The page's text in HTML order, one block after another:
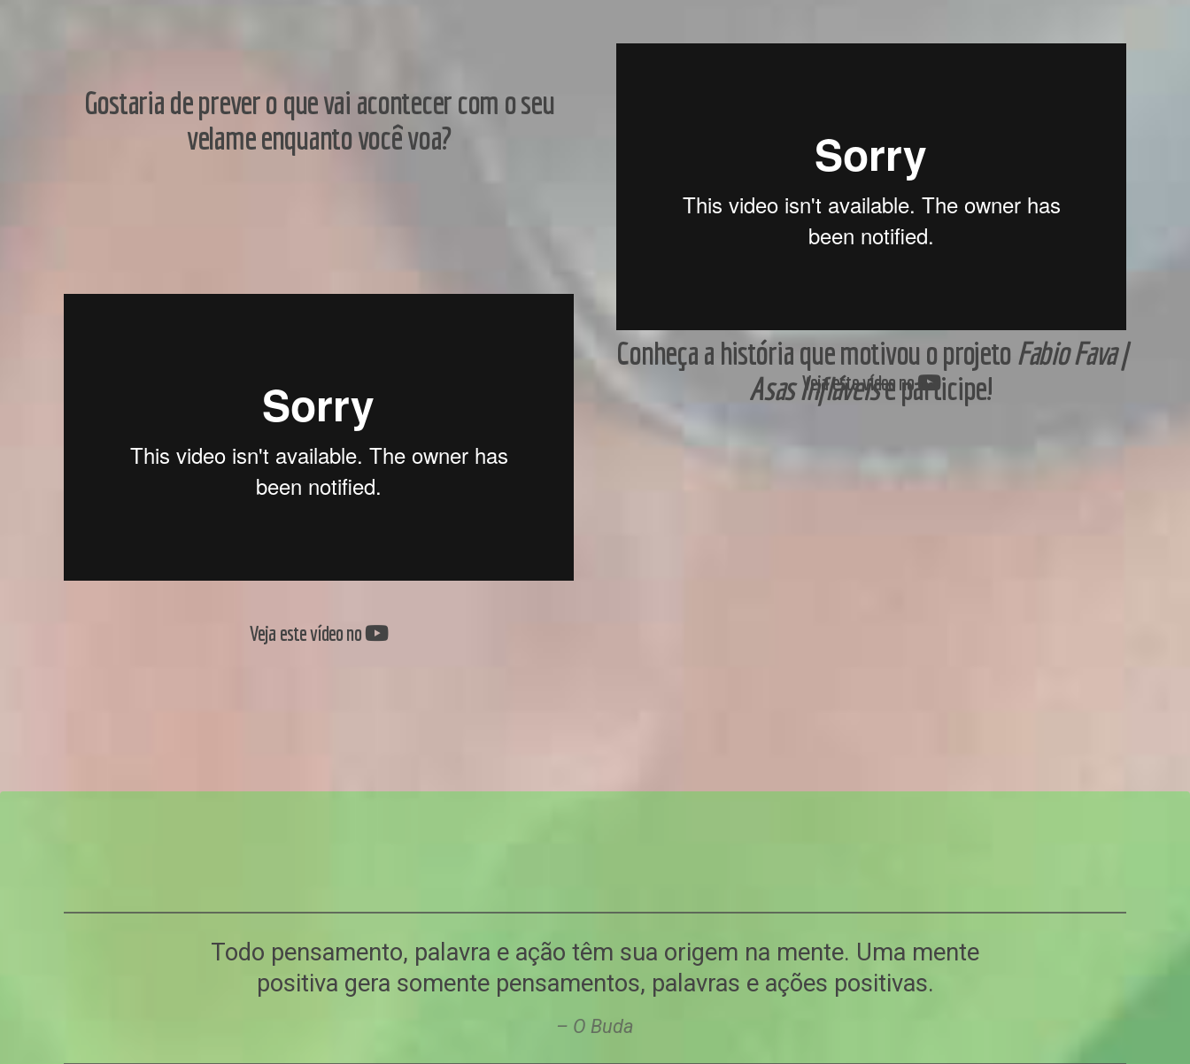
Veja este vídeo no
Gostaria de prever o que vai acontecer com o seu
velame enquanto você voa?
Veja este vídeo no
Conheça a história que motivou o projeto Fabio Fava |
Asas Infláveise participe!
Todo pensamento, palavra e ação têm sua origem na mente. Uma mente
positiva gera somente pensamentos, palavras e ações positivas.
O Buda